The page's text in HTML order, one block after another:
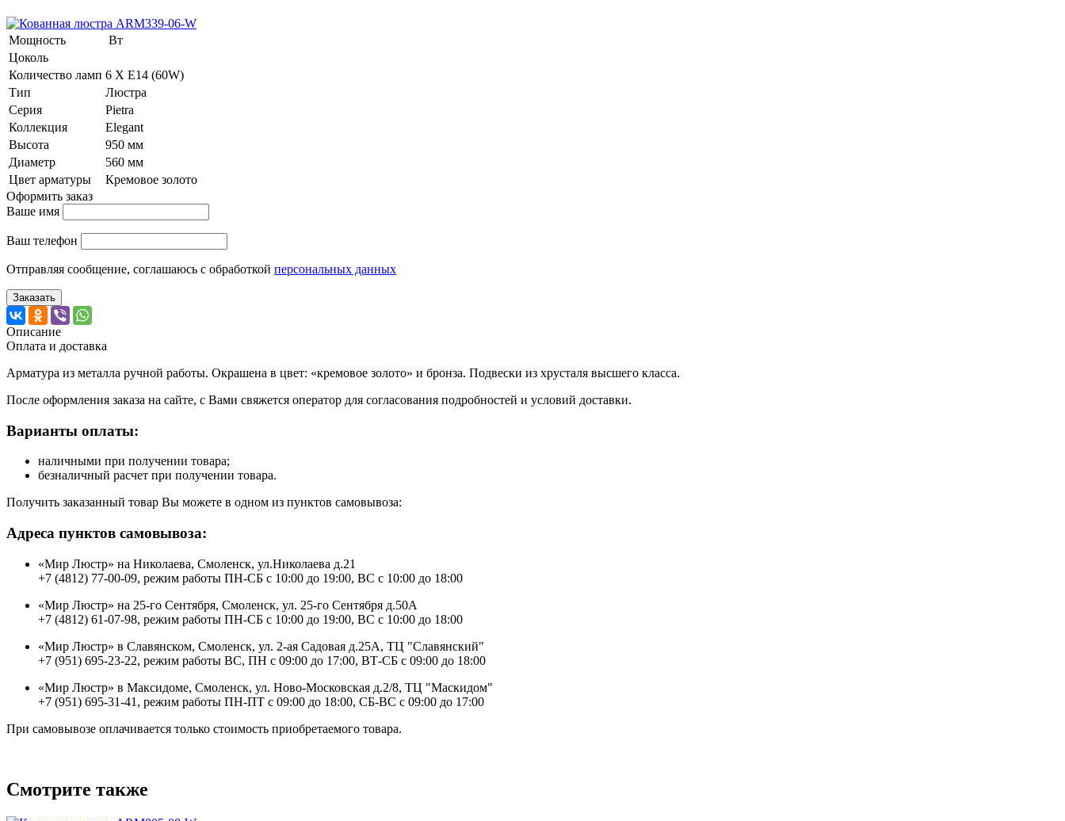
Мощность
Вт
Цоколь
Количество ламп 6 Х E14 (60W)
Тип
Люстра
Серия
Pietra
Коллекция
Elegant
Высота
950 мм
Диаметр
560 мм
Цвет арматуры
Кремовое золото
Оформить заказ
Ваше имя
Ваш телефон
Отправляя сообщение, соглашаюсь с обработкой персональных данных
Заказать
Описание
Оплата и доставка
Арматура из металла ручной работы. Окрашена в цвет: «кремовое золото» и бронза. Подвески из хрусталя высшего класса.
После оформления заказа на сайте, с Вами свяжется оператор для согласования подробностей и условий доставки.
Варианты оплаты:
наличными при получении товара;
безналичный расчет при получении товара.
Получить заказанный товар Вы можете в одном из пунктов самовывоза:
Адреса пунктов самовывоза:
«Мир Люстр» на Николаева, Смоленск, ул.Николаева д.21
+7 (4812) 77-00-09, режим работы ПН-СБ с 10:00 до 19:00, ВС с 10:00 до 18:00
«Мир Люстр» на 25-го Сентября, Смоленск, ул. 25-го Сентября д.50А
+7 (4812) 61-07-98, режим работы ПН-СБ с 10:00 до 19:00, ВС с 10:00 до 18:00
«Мир Люстр» в Славянском, Смоленск, ул. 2-ая Садовая д.25А, ТЦ "Славянский"
+7 (951) 695-23-22, режим работы ВС, ПН с 09:00 до 17:00, ВТ-СБ с 09:00 до 18:00
«Мир Люстр» в Максидоме, Смоленск, ул. Ново-Московская д.2/8, ТЦ "Маскидом"
+7 (951) 695-31-41, режим работы ПН-ПТ с 09:00 до 18:00, СБ-ВС с 09:00 до 17:00
При самовывозе оплачивается только стоимость приобретаемого товара.
Смотрите также